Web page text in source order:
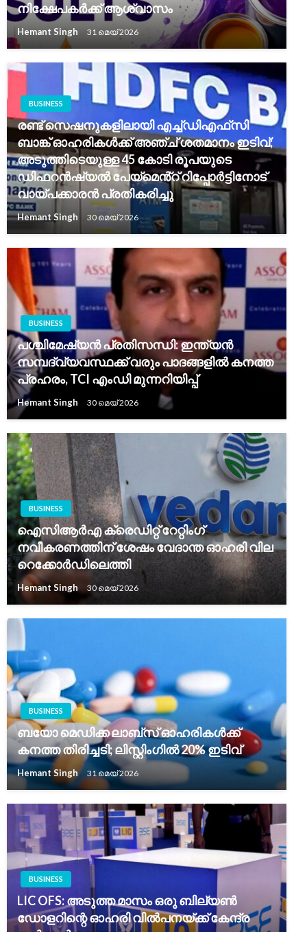
നിക്ഷേപകർക്ക് ആശ്വാസം
Hemant Singh 31 മെയ്‌ 2026
BUSINESS
രണ്ട് സെഷനുകളിലായി എച്ച്‌ഡിഎഫ്‌സി
ബാങ്ക് ഓഹരികൾക്ക് അഞ്ച് ശതമാനം ഇടിവ്;
അടുത്തിടെയുള്ള 45 കോടി രൂപയുടെ
ഡിഫറൻഷ്യൽ പേയ്‌മെൻ്റ് റിപ്പോർട്ടിനോട്
വായ്പക്കാരൻ പ്രതികരിച്ചു
Hemant Singh 30 മെയ്‌ 2026
BUSINESS
പശ്ചിമേഷ്യൻ പ്രതിസന്ധി: ഇന്ത്യൻ
സമ്പദ്‌വ്യവസ്ഥക്ക് വരും പാദങ്ങളിൽ കനത്ത
പ്രഹരം, TCI എംഡി മുന്നറിയിപ്പ്
Hemant Singh 30 മെയ്‌ 2026
BUSINESS
ഐസിആർഎ ക്രെഡിറ്റ് റേറ്റിംഗ്
നവീകരണത്തിന് ശേഷം വേദാന്ത ഓഹരി വില
റെക്കോർഡിലെത്തി
Hemant Singh 30 മെയ്‌ 2026
BUSINESS
ബയോ മെഡിക്ക ലാബ്സ് ഓഹരികൾക്ക്
കനത്ത തിരിച്ചടി; ലിസ്റ്റിംഗിൽ 20% ഇടിവ്
Hemant Singh 31 മെയ്‌ 2026
BUSINESS
LIC OFS: അടുത്ത മാസം ഒരു ബില്യൺ
ഡോളറിന്റെ ഓഹരി വിൽപനയ്ക്ക് കേന്ദ്ര